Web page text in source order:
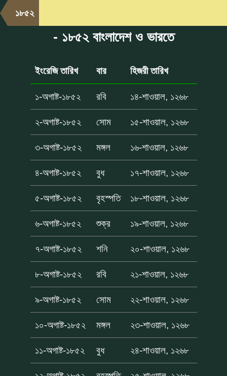
১৮৫২
- ১৮৫২ বাংলাদেশ ও ভারতে
ইংরেজি তারিখ বার হিজরী তারিখ
১-অগাষ্ট-১৮৫২ রবি ১৪-শাওয়াল, ১২৬৮
২-অগাষ্ট-১৮৫২ সোম ১৫-শাওয়াল, ১২৬৮
৩-অগাষ্ট-১৮৫২ মঙ্গল ১৬-শাওয়াল, ১২৬৮
৪-অগাষ্ট-১৮৫২ বুধ ১৭-শাওয়াল, ১২৬৮
৫-অগাষ্ট-১৮৫২ বৃহস্পতি ১৮-শাওয়াল, ১২৬৮
৬-অগাষ্ট-১৮৫২ শুক্র ১৯-শাওয়াল, ১২৬৮
৭-অগাষ্ট-১৮৫২ শনি ২০-শাওয়াল, ১২৬৮
৮-অগাষ্ট-১৮৫২ রবি ২১-শাওয়াল, ১২৬৮
৯-অগাষ্ট-১৮৫২ সোম ২২-শাওয়াল, ১২৬৮
১০-অগাষ্ট-১৮৫২ মঙ্গল ২৩-শাওয়াল, ১২৬৮
১১-অগাষ্ট-১৮৫২ বুধ ২৪-শাওয়াল, ১২৬৮